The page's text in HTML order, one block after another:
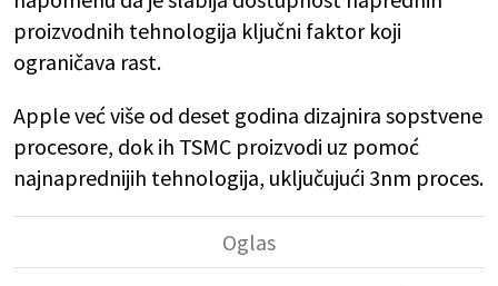
proizvodnih tehnologija ključni faktor koji
ograničava rast.
Apple već više od deset godina dizajnira sopstvene
procesore, dok ih TSMC proizvodi uz pomoć
najnaprednijih tehnologija, uključujući 3nm proces.